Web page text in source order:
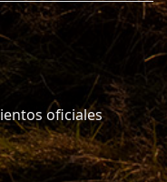
oficiales